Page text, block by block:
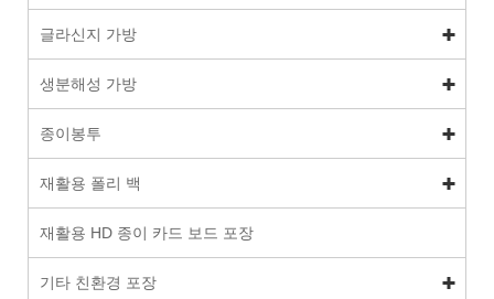
글라신지 가방
생분해성 가방
종이봉투
재활용 폴리 백
재활용 HD 종이 카드 보드 포장
기타 친환경 포장